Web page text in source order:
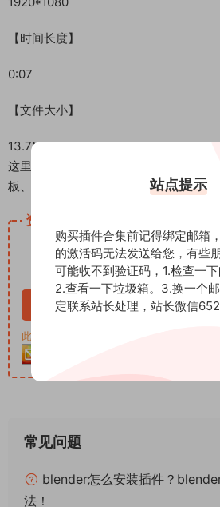
【时间长度】
0:07
【文件大小】
13.7M
这里是后期屋资源站，欢迎您来后期屋
板、PR模板、音视频频素材各种插件等）
资源下载
下载价格 12.99
VIP免费
立即购买
此资源购买后30天内可下载。客服QQ：
常见问题
blender怎么安装插件？
法！
站点提示
购买插件合集前记得绑定邮箱
的激活码无法发送给您，有些
可能收不到验证码，1.检查一下
2.查看一下垃圾箱。3.换一个
定联系站长处理，站长微信